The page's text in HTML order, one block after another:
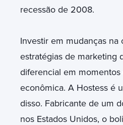
recessão de 2008.
Investir em mudanças na
estratégias de marketing
diferencial em
econômica. A Hostess é
disso. Fabricante de um
nos Estados Unidos, o